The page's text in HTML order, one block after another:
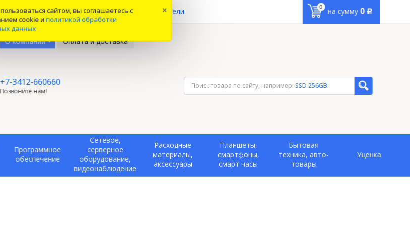
сайтом, вы соглашаетесь с
cookie и политикой обработки
данных
×
Вы смотрели 0 на сумму 0 Р
О компании
Оплата и доставка
+7-3412-660660
Позвоните нам!
Поиск товара по сайту, например: SSD 256GB
Программное
обеспечение
Сетевое,
серверное
оборудование,
видеонаблюдение
Расходные
материалы,
аксессуары
Планшеты,
смартфоны,
смарт часы
Бытовая
техника, авто-
товары
Уценка